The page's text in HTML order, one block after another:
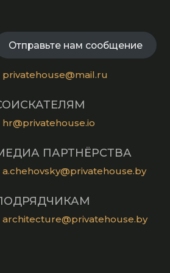
new
tabОтправьте нам сообщение
privatehouse@mail.ru
hr@privatehouse.io
ПАРТНЁРСТВА
a.chehovsky@privatehouse.by
architecture@privatehouse.by